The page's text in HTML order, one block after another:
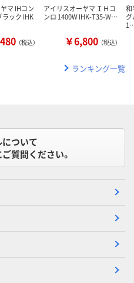
マ IHコン
ック IHK
（税込）
アイリスオーヤマ ＩＨコ
ンロ 1400W IHK-T35-W…
￥6,800 （税込）
和
ランキング一覧
ついて
質問ください。